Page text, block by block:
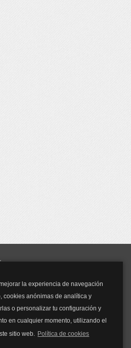
la experiencia de navegación
cookies anónimas de analítica y
o personalizar tu configuración y
en cualquier momento, utilizando el
sitio web. Política de cookies